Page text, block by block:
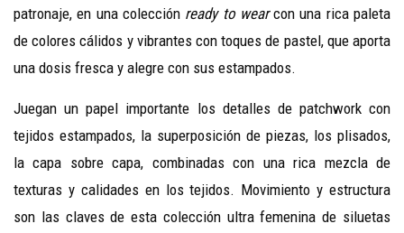
patronaje, en una colección ready to wearcon una rica paleta
de colores cálidos y vibrantes con toques de pastel, que aporta
una dosis fresca y alegre con sus estampados.
Juegan un papel importante los detalles de patchwork con
tejidos estampados, la superposición de piezas, los plisados,
la capa sobre capa, combinadas con una rica mezcla de
texturas y calidades en los tejidos. Movimiento y estructura
son las claves de esta colección ultra femenina de siluetas